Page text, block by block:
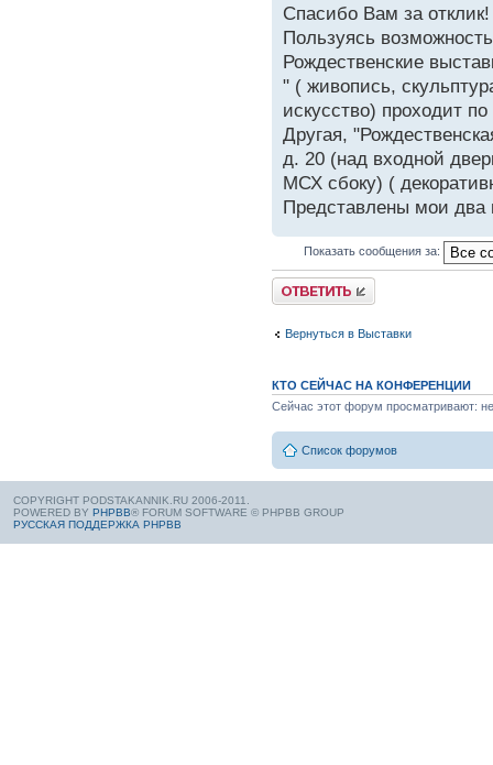
Спасибо Вам за отклик!
Пользуясь
Рождественские
" ( живопись,
искусство) проходит
Другая,
д. 20 (над входной
МСХ сбоку) (
Представлены мои два
Показать сообщения за:
Вернуться в Выставки
КТО СЕЙЧАС НА КОНФЕРЕНЦИИ
Сейчас этот форум просматривают:
Список форумов
COPYRIGHT PODSTAKANNIK.RU 2006-2011.
POWERED BY PHPBB® FORUM SOFTWARE © PHPBB GROUP
РУССКАЯ ПОДДЕРЖКА PHPBB